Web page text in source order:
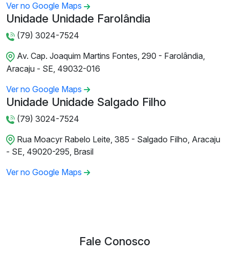
Ver no Google Maps
Unidade Unidade Farolândia
(79) 3024-7524
Av. Cap. Joaquim Martins Fontes, 290 - Farolândia,
Aracaju - SE, 49032-016
Ver no Google Maps
Unidade Unidade Salgado Filho
(79) 3024-7524
Rua Moacyr Rabelo Leite, 385 - Salgado Filho, Aracaju
- SE, 49020-295, Brasil
Ver no Google Maps
Fale Conosco